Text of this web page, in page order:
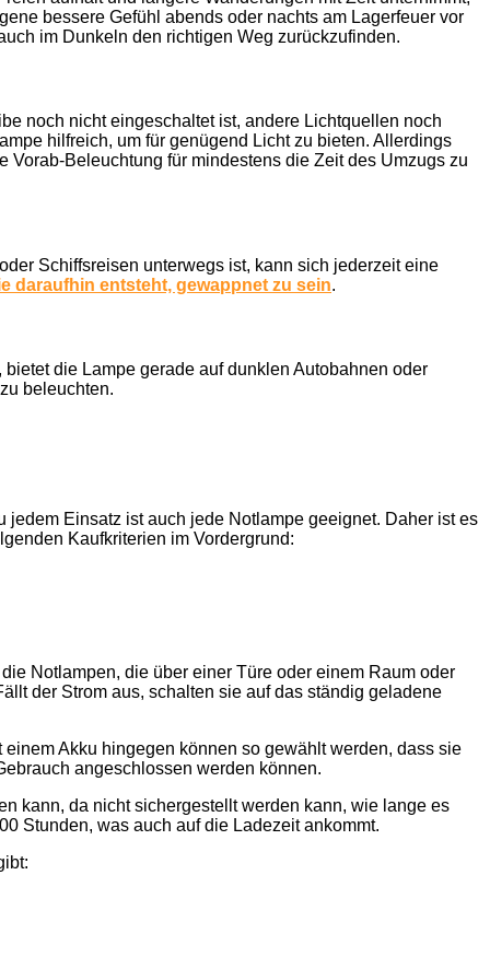
bessere Gefühl abends oder nachts am Lagerfeuer vor
im Dunkeln den richtigen Weg zurückzufinden.
noch nicht eingeschaltet ist, andere Lichtquellen noch
hilfreich, um für genügend Licht zu bieten. Allerdings
Beleuchtung für mindestens die Zeit des Umzugs zu
Schiffsreisen unterwegs ist, kann sich jederzeit eine
daraufhin entsteht, gewappnet zu sein.
die Lampe gerade auf dunklen Autobahnen oder
beleuchten.
Einsatz ist auch jede Notlampe geeignet. Daher ist es
Kaufkriterien im Vordergrund:
Notlampen, die über einer Türe oder einem Raum oder
der Strom aus, schalten sie auf das ständig geladene
Akku hingegen können so gewählt werden, dass sie
angeschlossen werden können.
kann, da nicht sichergestellt werden kann, wie lange es
Stunden, was auch auf die Ladezeit ankommt.